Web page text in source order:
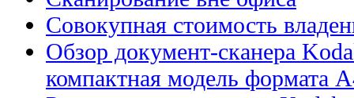
Совокупная стоимость
Обзор документ-сканера
компактная модель формата